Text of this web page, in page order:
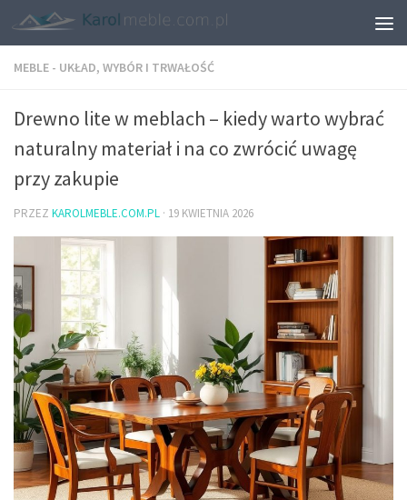
MEBLE - UKŁAD, WYBÓR I TRWAŁOŚĆ
Drewno lite w meblach – kiedy warto wybrać
naturalny materiał i na co zwrócić uwagę
przy zakupie
PRZEZ KAROLMEBLE.COM.PL · 19 KWIETNIA 2026